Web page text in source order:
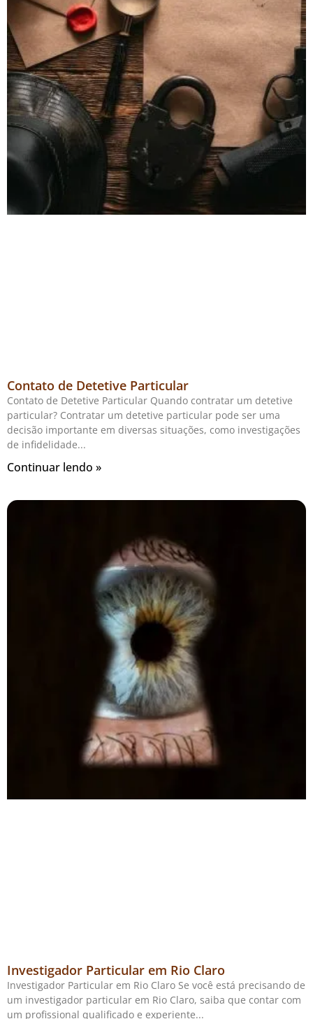
Contato de Detetive Particular
Contato de Detetive Particular Quando contratar um detetive
particular? Contratar um detetive particular pode ser uma
decisão importante em diversas situações, como investigações
de infidelidade
Continuar lendo »
Investigador Particular em Rio Claro
Investigador Particular em Rio Claro Se você está precisando de
um investigador particular em Rio Claro, saiba que contar com
um profissional qualificado e experiente